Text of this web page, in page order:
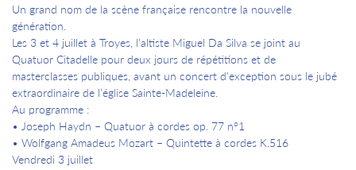
Un grand nom de la scène française rencontre la nouvelle
génération.
Les 3 et 4 juillet à Troyes, l’altiste Miguel Da Silva se joint au
Quatuor Citadelle pour deux jours de répétitions et de
masterclasses publiques, avant un concert d'exception sous le jubé
extraordinaire de l’église Sainte-Madeleine.
Au programme :
• Joseph Haydn – Quatuor à cordes op. 77 n°1
• Wolfgang Amadeus Mozart – Quintette à cordes K.516
Vendredi 3 juillet